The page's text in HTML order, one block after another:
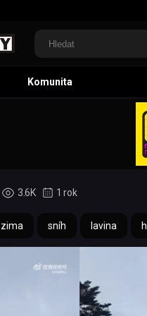
Komunita
3.6K 1 rok
zima sníh lavina